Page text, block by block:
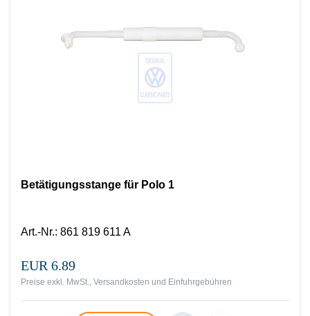
Betätigungsstange für Polo 1
Art.-Nr.: 861 819 611 A
EUR 6.89
Preise exkl. MwSt., Versandkosten und Einfuhrgebühren